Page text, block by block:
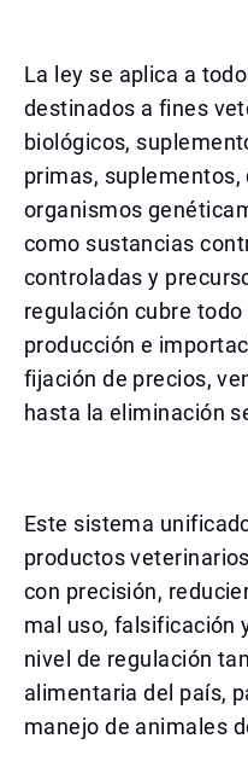
La ley se aplica a
destinados a fines
biológicos,
primas,
organismos
como sustancias
controladas y
regulación cubre
producción e
fijación de precios,
hasta la eliminación
Este sistema
productos
con precisión,
mal uso, falsificación
nivel de regulación
alimentaria del país,
manejo de animales